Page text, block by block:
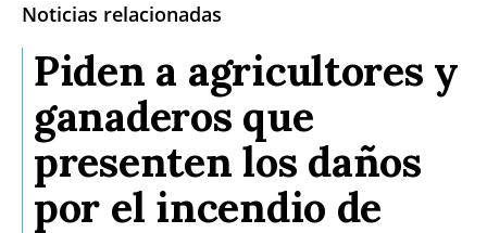
Noticias relacionadas
Piden a agricultores y
ganaderos que
presenten los daños
por el incendio de